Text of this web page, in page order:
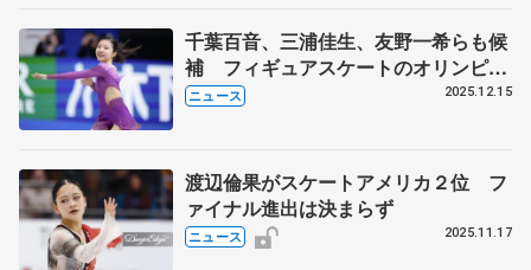
千葉百音、三浦佳生、友野一希らも候
補 フィギュアスケートのオリンピッ
ク代表選考
ニュース 2025.12.15
渡辺倫果がスケートアメリカ２位 フ
ァイナル進出は決まらず
ニュース 2025.11.17